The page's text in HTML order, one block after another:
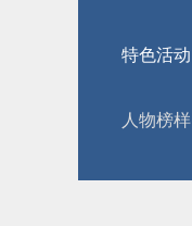
特色活动
人物榜样